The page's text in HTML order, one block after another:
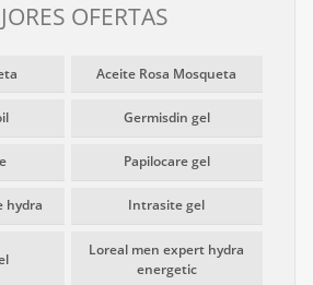
OFERTAS
Aceite Rosa Mosqueta
Germisdin gel
Papilocare gel
hydra Intrasite gel
Loreal men expert hydra
energetic